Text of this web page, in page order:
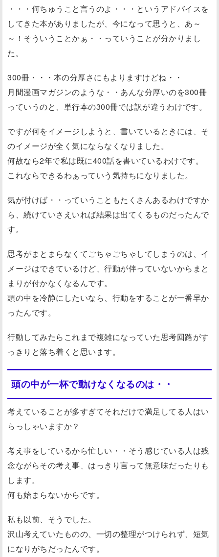
・・・何ちゅうこと言うのよ・・・というアドバイスを
してきた本がありましたが、今になって思うと、あ～
～！そういうことかぁ・・っていうことが分かりまし
た。
300冊・・・本の分厚さにもよりますけどね・・
月間漫画マガジンのような・・あんな分厚いのを300冊
っていうのと、単行本の300冊では訳が違うわけです。
ですが何をイメージしようと、書いているときには、そ
のイメージが全く気にならなくなりました。
何故なら2年で私は既に400話を書いているわけです。
これならできるわぁっていう気持ちになりました。
気が付けば・・っていうこともたくさんあるわけですか
ら、続けていさえいれば結果は出てくるものだったんで
す。
思考がまとまらなくてごちゃごちゃしてしまうのは、イ
メージはできているけど、行動が伴っていないからまと
まりが付かなくなるんです。
頭の中を冷静にしたいなら、行動をすることが一番早か
ったんです。
行動してみたらこれまで複雑になっていた思考回路がす
っきりと落ち着くと思います。
頭の中が一杯で動けなくなるのは・・
考えていることが多すぎてそれだけで満足してる人はい
らっしゃいますか？
考え事をしているから忙しい・・そう感じている人は残
念ながらその考え事、はっきり言って無意味だったりも
します。
何も始まらないからです。
私も以前、そうでした。
沢山考えていたものの、一切の整理がつけられず、短気
になりがちだったんです。